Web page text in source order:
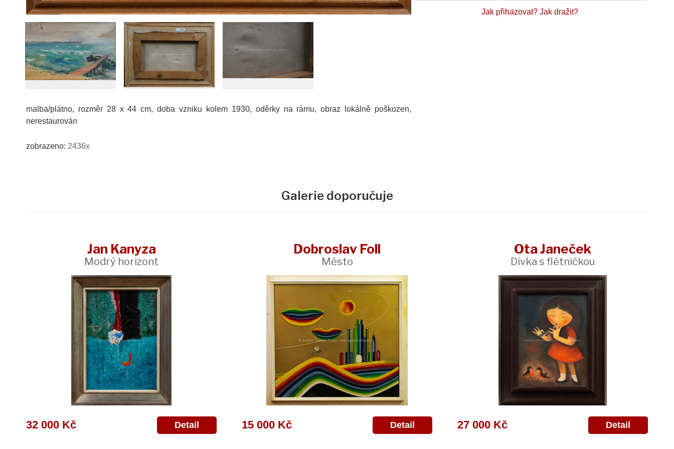
malba/plátno, rozměr 28 x 44 cm, doba vzniku kolem 1930, oděrky na rámu, obraz lokálně poškozen,
nerestaurován
zobrazeno: 2436x
Jak přihazovat? Jak dražit?
Galerie doporučuje
Jan Kanyza
Modrý horizont
32 000 Kč Detail
Dobroslav Foll
Město
15 000 Kč Detail
Ota Janeček
Dívka s flétničkou
27 000 Kč Detail